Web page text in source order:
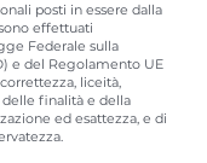
posti in essere dalla
effettuati
Federale sulla
e del Regolamento UE
liceità,
finalità e della
ed esattezza, e di